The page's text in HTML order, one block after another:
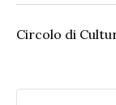
Circolo di